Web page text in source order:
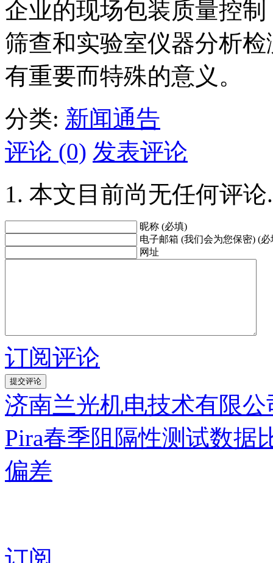
企业的现场包装质量控
筛查和实验室仪器分析
有重要而特殊的意义。
分类: 新闻通告
评论 (0) 发表评论
本文目前尚无任何评论.
昵称 (必填)
电子邮箱 (我们会为您保密) (必
网址
订阅评论
济南兰光机电技术有限
Pira春季阻隔性测试数据
偏差